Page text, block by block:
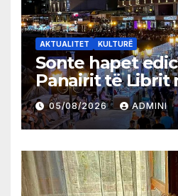
AKTUALITET KULTURË
Sonte hapet
Panairit të Librit
05/08/2026 ADMINI